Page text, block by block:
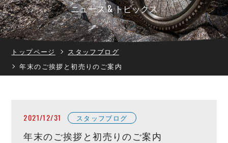
ニュース & トピックス
トップページ
スタッフブログ
年末のご挨拶と初売りのご案内
2021/12/31 スタッフブログ
年末のご挨拶と初売りのご案内